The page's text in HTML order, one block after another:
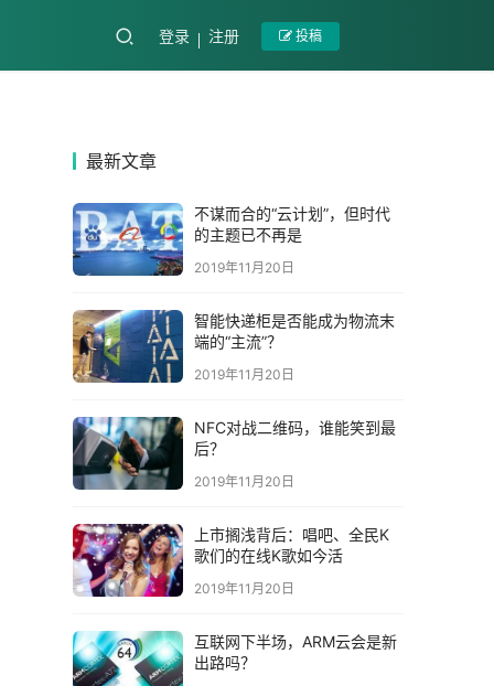
登录 注册 投稿
最新文章
不谋而合的“云计划”，但时代
的主题已不再是
2019年11月20日
智能快递柜是否能成为物流末
端的“主流”？
2019年11月20日
NFC对战二维码，谁能笑到最
后？
2019年11月20日
上市搁浅背后：唱吧、全民K
歌们的在线K歌如今活
2019年11月20日
互联网下半场，ARM云会是新
出路吗？